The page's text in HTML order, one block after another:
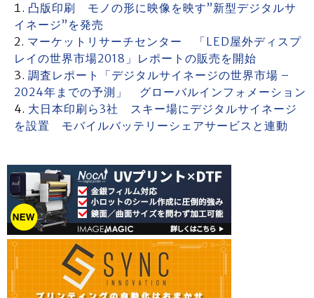
凸版印刷 モノの形に映像を映す”新型デジタルサ
イネージ”を発売
マーケットリサーチセンター 「LED屋外ディスプ
レイの世界市場2018」レポートの販売を開始
調査レポート「デジタルサイネージの世界市場 –
2024年までの予測」 グローバルインフォメーション
大日本印刷ら3社 スキー場にデジタルサイネージ
を設置 モバイルバッテリーシェアサービスと連動